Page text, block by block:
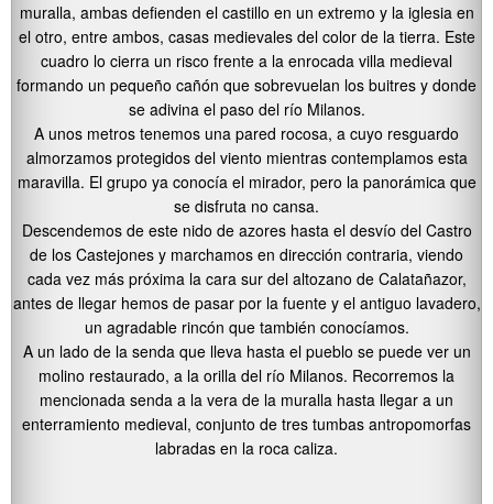
muralla, ambas defienden el castillo en un extremo y la iglesia en
el otro, entre ambos, casas medievales del color de la tierra. Este
cuadro lo cierra un risco frente a la enrocada villa medieval
formando un pequeño cañón que sobrevuelan los buitres y donde
se adivina el paso del río Milanos.
A unos metros tenemos una pared rocosa, a cuyo resguardo
almorzamos protegidos del viento mientras contemplamos esta
maravilla. El grupo ya conocía el mirador, pero la panorámica que
se disfruta no cansa.
Descendemos de este nido de azores hasta el desvío del Castro
de los Castejones y marchamos en dirección contraria, viendo
cada vez más próxima la cara sur del altozano de Calatañazor,
antes de llegar hemos de pasar por la fuente y el antiguo lavadero,
un agradable rincón que también conocíamos.
A un lado de la senda que lleva hasta el pueblo se puede ver un
molino restaurado, a la orilla del río Milanos. Recorremos la
mencionada senda a la vera de la muralla hasta llegar a un
enterramiento medieval, conjunto de tres tumbas antropomorfas
labradas en la roca caliza.